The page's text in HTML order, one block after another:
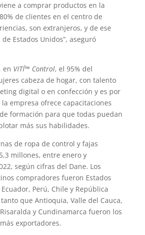
a comprar productos en la
de clientes en el centro de
son extranjeros, y de ese
de Estados Unidos”, aseguró
en VITÍ™️ Control, el 95% del
cabeza de hogar, con talento
digital o en confección y es por
empresa ofrece capacitaciones
formación para que todas puedan
más sus habilidades.
de ropa de control y fajas
millones, entre enero y
según cifras del Dane. Los
compradores fueron Estados
Perú, Chile y República
que Antioquia, Valle del Cauca,
y Cundinamarca fueron los
exportadores.